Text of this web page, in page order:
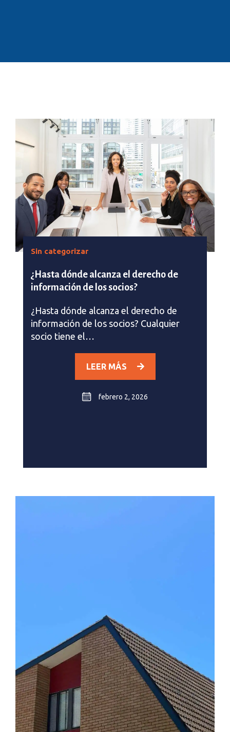
Sin categorizar
¿Hasta dónde alcanza el derecho de
información de los socios?
¿Hasta dónde alcanza el derecho de
información de los socios? Cualquier
socio tiene el…
LEER MÁS
febrero 2, 2026